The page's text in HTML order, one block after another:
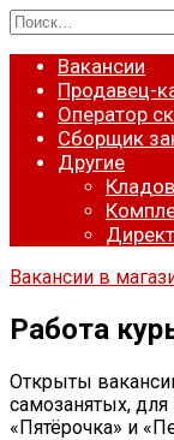
Перейти
к
содержанию
Search
for:
Вакансии
Продавец-
Оператор
Сборщик
Другие
Вакансии в
Работа
Открыты
самозанятых, для
«Пятёрочка» и